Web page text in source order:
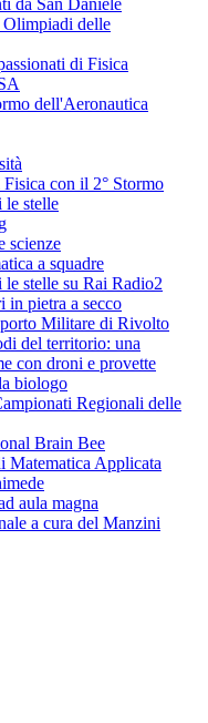
da San Daniele
Olimpiadi delle
di Fisica
dell'Aeronautica
con il 2° Stormo
le stelle
scienze
a squadre
le stelle su Rai Radio2
in pietra a secco
Militare di Rivolto
del territorio: una
con droni e provette
biologo
Regionali delle
Brain Bee
Matematica Applicata
aula magna
a cura del Manzini